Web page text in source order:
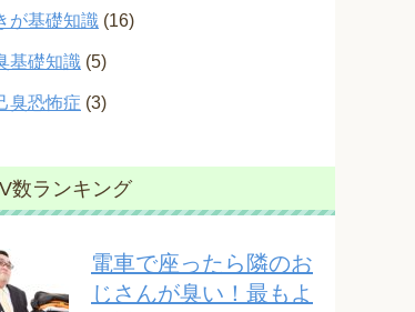
が基礎知識 (16)
基礎知識 (5)
臭恐怖症 (3)
数ランキング
電車で座ったら隣のお
じさんが臭い！最もよ